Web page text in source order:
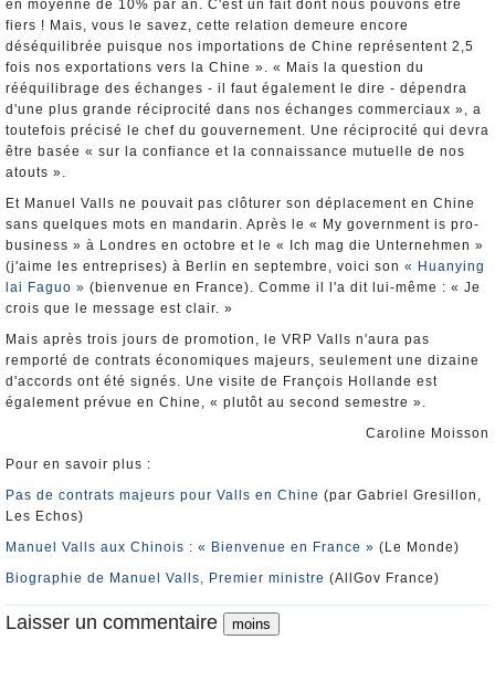
en moyenne de 10% par an. C'est un fait dont nous pouvons être
fiers ! Mais, vous le savez, cette relation demeure encore
déséquilibrée puisque nos importations de Chine représentent 2,5
fois nos exportations vers la Chine ». « Mais la question du
rééquilibrage des échanges - il faut également le dire - dépendra
d'une plus grande réciprocité dans nos échanges commerciaux », a
toutefois précisé le chef du gouvernement. Une réciprocité qui devra
être basée « sur la confiance et la connaissance mutuelle de nos
atouts ».
Et Manuel Valls ne pouvait pas clôturer son déplacement en Chine
sans quelques mots en mandarin. Après le « My government is pro-
business » à Londres en octobre et le « Ich mag die Unternehmen »
(j'aime les entreprises) à Berlin en septembre, voici son « Huanying
lai Faguo » (bienvenue en France). Comme il l'a dit lui-même : « Je
crois que le message est clair. »
Mais après trois jours de promotion, le VRP Valls n'aura pas
remporté de contrats économiques majeurs, seulement une dizaine
d'accords ont été signés. Une visite de François Hollande est
également prévue en Chine, « plutôt au second semestre ».
Caroline Moisson
Pour en savoir plus :
Pas de contrats majeurs pour Valls en Chine (par Gabriel Gresillon,
Les Echos)
Manuel Valls aux Chinois : « Bienvenue en France » (Le Monde)
Biographie de Manuel Valls, Premier ministre (AllGov France)
Laisser un commentaire